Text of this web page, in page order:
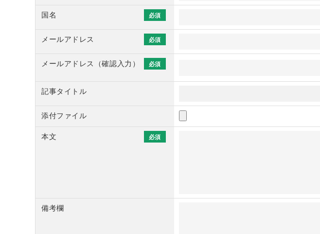
国名 必須
メールアドレス 必須
メールアドレス（確認入力） 必須
記事タイトル
添付ファイル
本文 必須
備考欄